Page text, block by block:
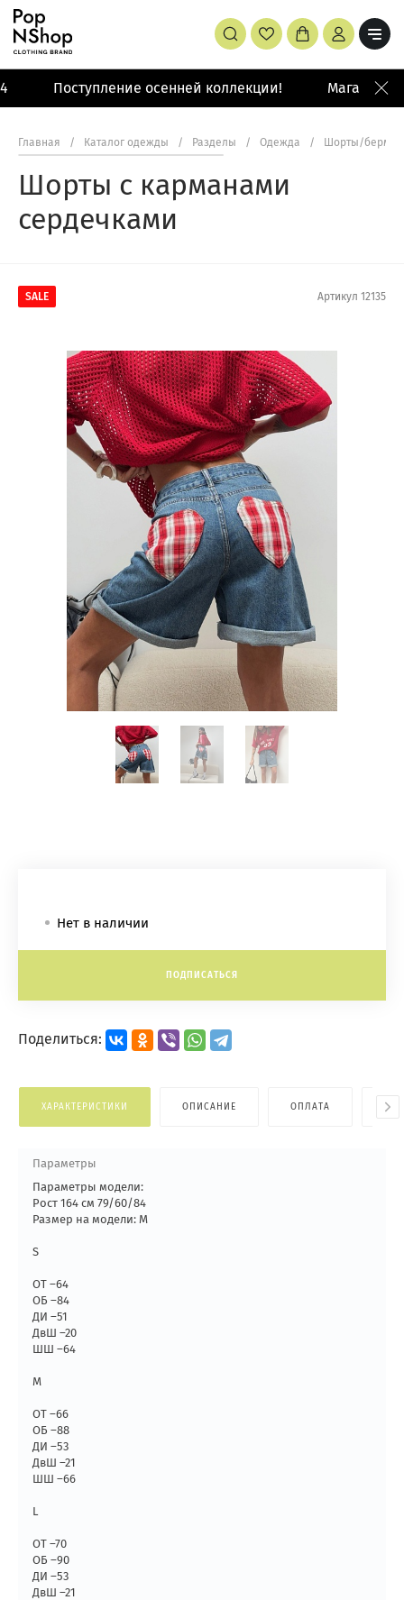
Поступление осенней коллекции! Магазин:
Главная / Каталог одежды / Разделы / Одежда / Шорты/
Шорты с карманами
сердечками
SALE Артикул 12135
Нет в наличии
ПОДПИСАТЬСЯ
Поделиться:
ХАРАКТЕРИСТИКИ ОПИСАНИЕ ОПЛАТА
Параметры
Параметры модели:
Рост 164 см 79/60/84
Размер на модели: М
S
ОТ –64
ОБ –84
ДИ –51
ДвШ –20
ШШ –64
М
ОТ –66
ОБ –88
ДИ –53
ДвШ –21
ШШ –66
L
ОТ –70
ОБ –90
ДИ –53
ДвШ –21